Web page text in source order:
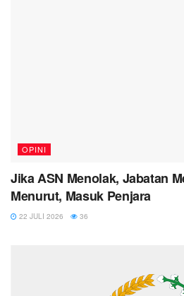
OPINI
Jika ASN Menolak, Jabatan
Menurut, Masuk Penjara
22 JULI 2026 36